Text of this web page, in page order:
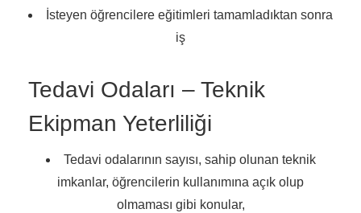
İsteyen öğrencilere eğitimleri tamamladıktan sonra
iş
Tedavi Odaları – Teknik
Ekipman Yeterliliği
Tedavi odalarının sayısı, sahip olunan teknik
imkanlar, öğrencilerin kullanımına açık olup
olmaması gibi konular,